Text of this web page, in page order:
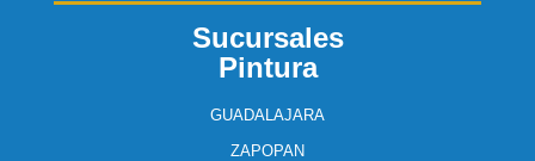
Sucursales
Pintura
GUADALAJARA
ZAPOPAN